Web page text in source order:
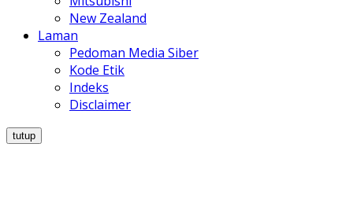
New Zealand
Laman
Pedoman Media Siber
Kode Etik
Indeks
Disclaimer
tutup